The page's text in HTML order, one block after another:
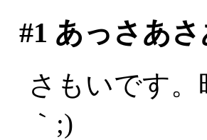
#1 あっさあ
さもいです
｀;)